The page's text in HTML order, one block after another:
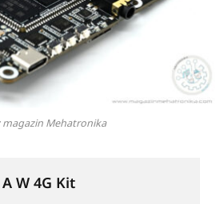
Mehatronika
W 4G Kit